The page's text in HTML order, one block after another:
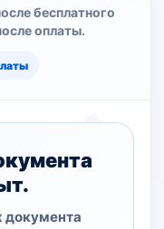
бесплатного
оплаты.
документа